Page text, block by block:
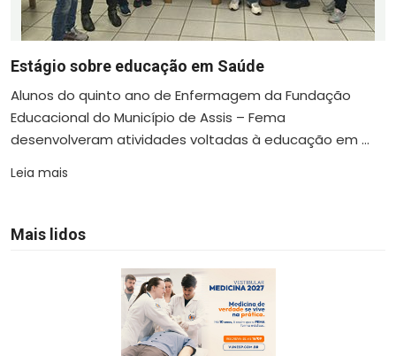
Estágio sobre educação em Saúde
Alunos do quinto ano de Enfermagem da Fundação
Educacional do Município de Assis – Fema
desenvolveram atividades voltadas à educação em ...
Leia mais
Mais lidos